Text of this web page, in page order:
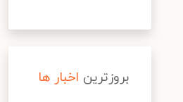
بروزترین اخبار ها